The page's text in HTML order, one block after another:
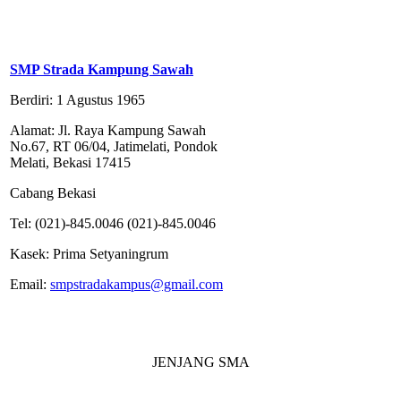
SMP Strada Kampung Sawah
Berdiri: 1 Agustus 1965
Alamat: Jl. Raya Kampung Sawah
No.67, RT 06/04, Jatimelati, Pondok
Melati, Bekasi 17415
Cabang Bekasi
Tel: (021)-845.0046 (021)-845.0046
Kasek: Prima Setyaningrum
Email: smpstradakampus@gmail.com
JENJANG SMA